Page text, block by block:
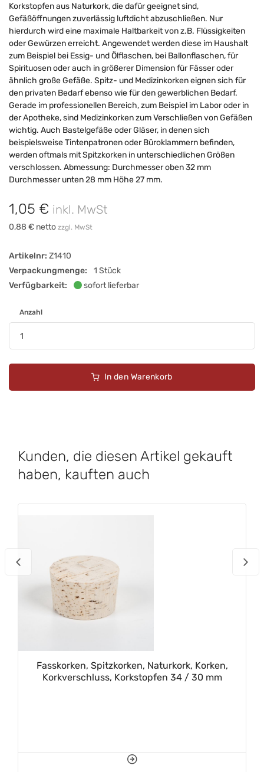
Korkstopfen aus Naturkork, die dafür geeignet sind,
Gefäßöffnungen zuverlässig luftdicht abzuschließen. Nur
hierdurch wird eine maximale Haltbarkeit von z.B. Flüssigkeiten
oder Gewürzen erreicht. Angewendet werden diese im Haushalt
zum Beispiel bei Essig- und Ölflaschen, bei Ballonflaschen, für
Spirituosen oder auch in größerer Dimension für Fässer oder
ähnlich große Gefäße. Spitz- und Medizinkorken eignen sich für
den privaten Bedarf ebenso wie für den gewerblichen Bedarf.
Gerade im professionellen Bereich, zum Beispiel im Labor oder in
der Apotheke, sind Medizinkorken zum Verschließen von Gefäßen
wichtig. Auch Bastelgefäße oder Gläser, in denen sich
beispielsweise Tintenpatronen oder Büroklammern befinden,
werden oftmals mit Spitzkorken in unterschiedlichen Größen
verschlossen. Abmessung: Durchmesser oben 32 mm
Durchmesser unten 28 mm Höhe 27 mm.
1,05 € inkl. MwSt
0,88 € netto zzgl. MwSt
Artikelnr: Z1410
Verpackungmenge:
1 Stück
Verfügbarkeit:
sofort lieferbar
Anzahl
In den Warenkorb
Kunden, die diesen Artikel gekauft
haben, kauften auch
Fasskorken, Spitzkorken, Naturkork, Korken,
Korkverschluss, Korkstopfen 34 / 30 mm